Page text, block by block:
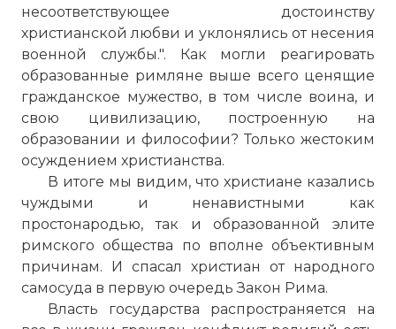
несоответствующее достоинству
христианской любви и уклонялись от несения
военной службы.". Как могли реагировать
образованные римляне выше всего ценящие
гражданское мужество, в том числе воина, и
свою цивилизацию, построенную на
образовании и философии? Только жестоким
осуждением христианства.
В итоге мы видим, что христиане казались
чуждыми и ненавистными как
простонародью, так и образованной элите
римского общества по вполне объективным
причинам. И спасал христиан от народного
самосуда в первую очередь Закон Рима.
Власть государства распространяется на
Генрих Семирадский. Светочи
христианства (Факелы Нерона). 1882
Фото статьи: